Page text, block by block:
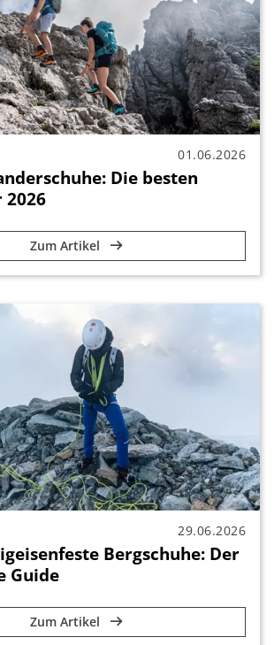
01.06.2026
Die besten
Zum Artikel
29.06.2026
Bergschuhe: Der
Guide
Zum Artikel